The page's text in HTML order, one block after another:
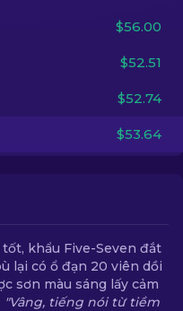
VI
$56.00
$52.51
$52.74
$53.64
khẩu Five-Seven đắt
lại có ổ đạn 20 viên dồi
sơn màu sáng lấy cảm
"Vâng, tiếng nói từ tiềm